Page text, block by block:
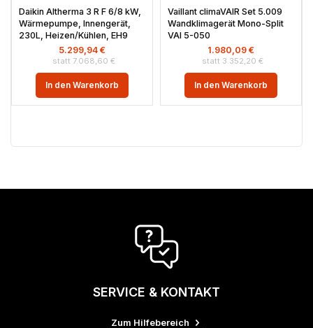
Daikin Altherma 3 R F 6/8 kW,
Wärmepumpe, Innengerät,
230L, Heizen/Kühlen, EH9
7.068,60 €
5.299,94 €
In den Warenkorb
Vaillant climaVAIR Set 5.009
Wandklimagerät Mono-Split
VAI 5-050
3.352,20 €
1.980,09 €
In den Warenkorb
SERVICE & KONTAKT
Zum Hilfebereich